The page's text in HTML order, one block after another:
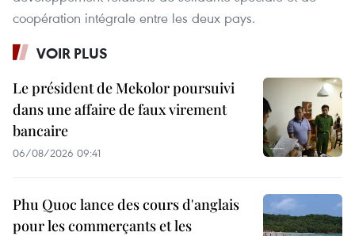
coopération intégrale entre les deux pays.
VOIR PLUS
Le président de Mekolor poursuivi
dans une affaire de faux virement
bancaire
06/08/2026 09:41
Phu Quoc lance des cours d'anglais
pour les commerçants et les